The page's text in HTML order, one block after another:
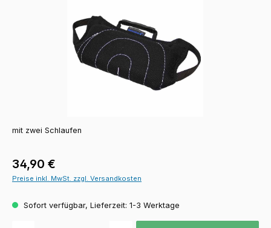
mit zwei Schlaufen
Regulärer Preis:
34,90 €
Preise inkl. MwSt. zzgl. Versandkosten
Sofort verfügbar, Lieferzeit: 1-3 Werktage